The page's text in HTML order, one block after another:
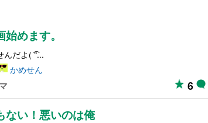
めます。
んだよ( ͡°...
かめせん
6
ない！悪いのは俺